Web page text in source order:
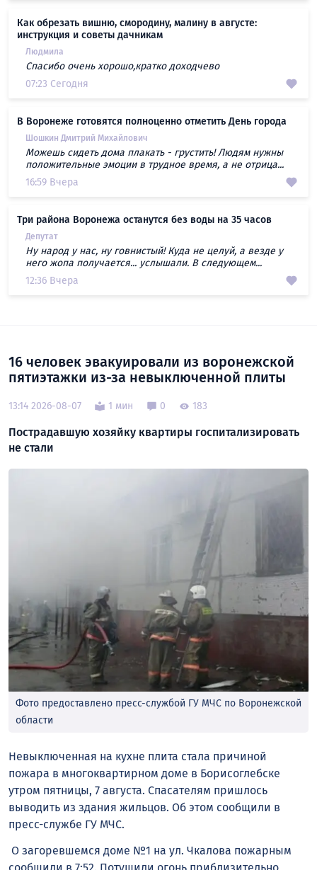
Как обрезать вишню, смородину, малину в августе:
инструкция и советы дачникам
Людмила
Спасибо очень хорошо,кратко доходчево
07:23 Сегодня
В Воронеже готовятся полноценно отметить День города
Шошкин Дмитрий Михайлович
Можешь сидеть дома плакать - грустить! Людям нужны
положительные эмоции в трудное время, а не отрица...
16:59 Вчера
Три района Воронежа останутся без воды на 35 часов
Депутат
Ну народ у нас, ну говнистый! Куда не целуй, а везде у
него жопа получается... услышали. В следующем...
12:36 Вчера
16 человек эвакуировали из воронежской
пятиэтажки из-за невыключенной плиты
13:14 2026-08-07 1 мин 0 183
Пострадавшую хозяйку квартиры госпитализировать
не стали
Фото предоставлено пресс-службой ГУ МЧС по Воронежской
области
Невыключенная на кухне плита стала причиной
пожара в многоквартирном доме в Борисоглебске
утром пятницы, 7 августа. Спасателям пришлось
выводить из здания жильцов. Об этом сообщили в
пресс-службе ГУ МЧС.
О загоревшемся доме №1 на ул. Чкалова пожарным